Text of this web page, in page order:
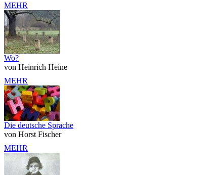
MEHR
Wo?
von Heinrich Heine
MEHR
Die deutsche Sprache
von Horst Fischer
MEHR